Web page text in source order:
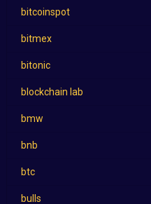
bitcoinspot
bitmex
bitonic
blockchain lab
bmw
bnb
btc
bulls